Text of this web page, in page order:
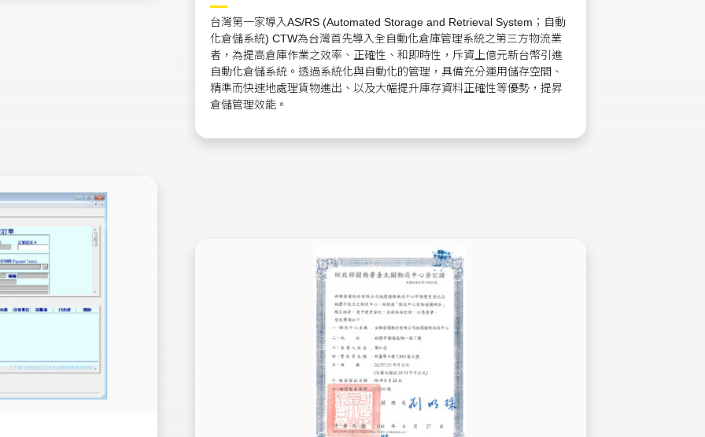
台灣第一家導入AS/RS (Automated Storage and Retrieval System；自動
化倉儲系統) CTW為台灣首先導入全自動化倉庫管理系統之第三方物流業
者，為提高倉庫作業之效率、正確性、和即時性，斥資上億元新台幣引進
自動化倉儲系統。透過系統化與自動化的管理，具備充分運用儲存空間、
精準而快速地處理貨物進出、以及大幅提升庫存資料正確性等優勢，提昇
倉儲管理效能。